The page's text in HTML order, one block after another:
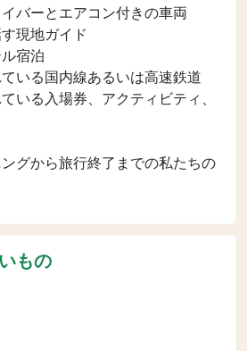
バーとエアコン付きの車両
現地ガイド
宿泊
いる国内線あるいは高速鉄道
いる入場券、アクティビティ、
グから旅行終了までの私たちの
もの